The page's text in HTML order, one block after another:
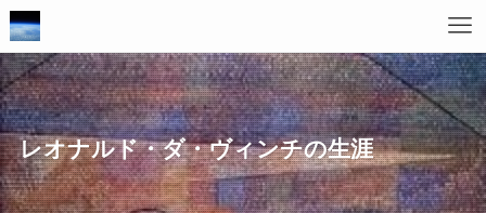
レオナルド・ダ・ヴィンチの生涯